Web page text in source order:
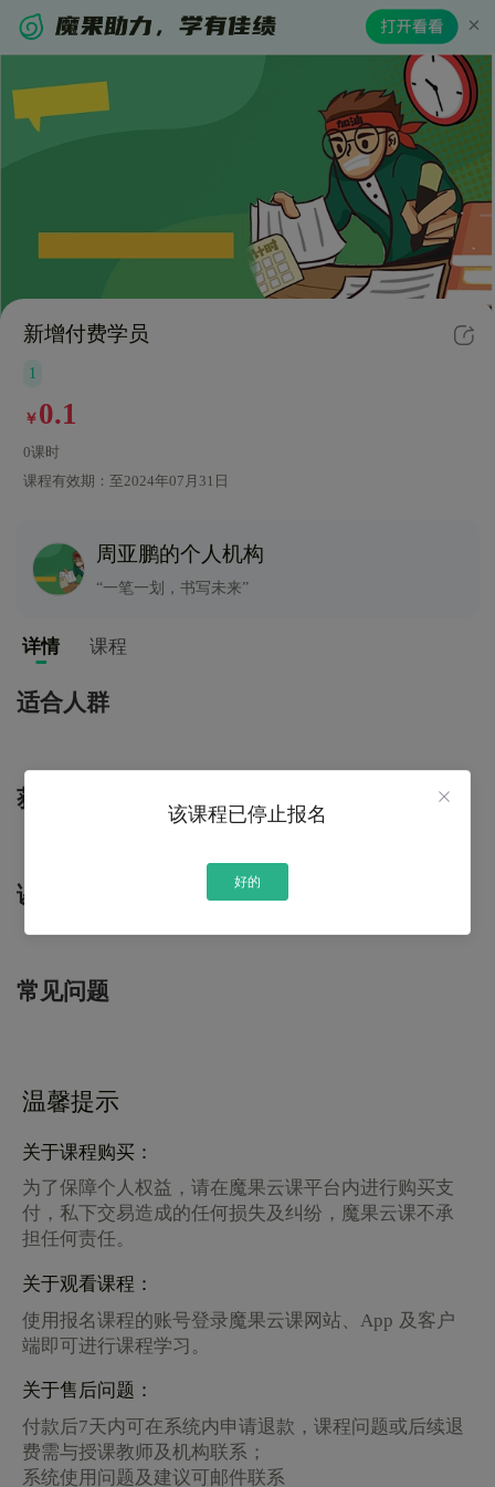
新增付费学员
1
￥0.1
0课时
课程有效期：至2024年07月31日
周亚鹏的个人机构
“一笔一划，书写未来”
详情 课程
适合人群
获得技能
课程大纲
常见问题
温馨提示
关于课程购买：
为了保障个人权益，请在魔果云课平台内进行购买支
付，私下交易造成的任何损失及纠纷，魔果云课不承
担任何责任。
关于观看课程：
使用报名课程的账号登录魔果云课网站、App 及客户
端即可进行课程学习。
关于售后问题：
付款后7天内可在系统内申请退款，课程问题或后续退
费需与授课教师及机构联系；
系统使用问题及建议可邮件联系
该课程已停止报名
好的